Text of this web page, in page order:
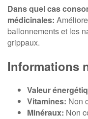
Dans quel cas
médicinales:
ballonnements et les
grippaux.
Informations
Valeur
Vitamines: Non
Minéraux: Non